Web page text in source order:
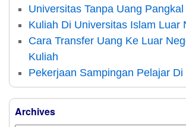
Universitas Tanpa Uang Pangkal
Kuliah Di Universitas Islam Luar
Cara Transfer Uang Ke Luar
Kuliah
Pekerjaan Sampingan Pelajar Di
Archives